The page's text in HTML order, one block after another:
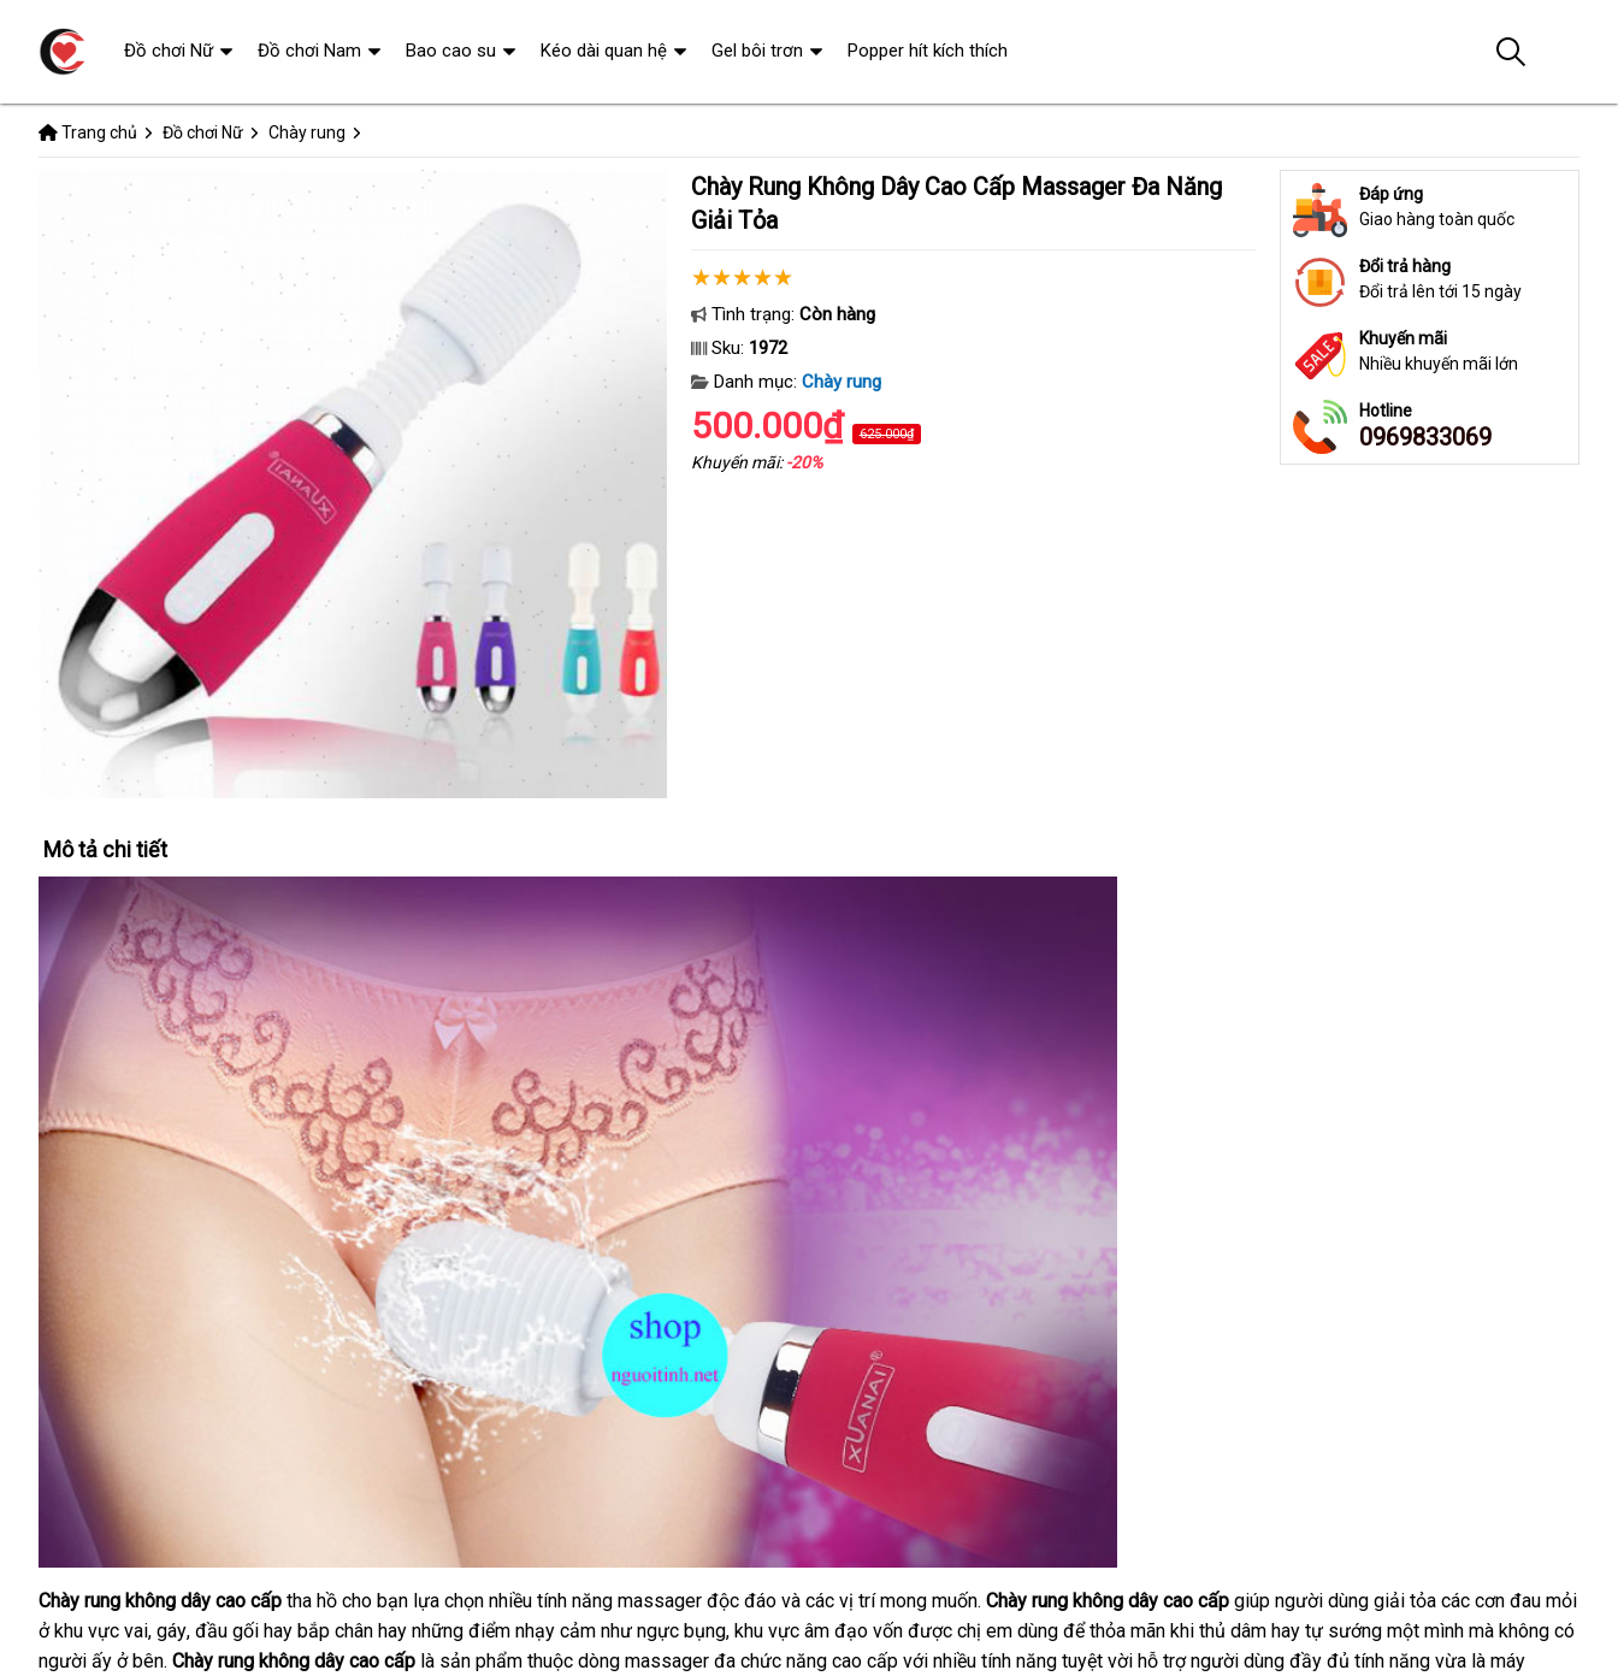
Trang chủ Đồ chơi Nữ Chày rung
Chày Rung Không Dây Cao Cấp Massager Đa Năng
Giải Tỏa
Tình trạng: Còn hàng
Sku: 1972
Danh mục: Chày rung
500.000₫ 625.000₫
Khuyến mãi:-20%
Đáp ứng
Giao hàng toàn quốc
Đổi trả hàng
Đổi trả lên tới 15 ngày
Khuyến mãi
Nhiều khuyến mãi lớn
Hotline
0969833069
Mô tả chi tiết
Chày rung không dây cao cấp tha hồ cho bạn lựa chọn nhiều tính năng massager độc đáo tiki
và đắt
nhất
các vị tríkhách
hàng
mong muốn. Chày rung không dây cao cấp giúp người dùng giải tỏa sử
dụng
các cơn đau mỏi
ở khu vực vaiđắt
nhất
, gáyvệ
sinh
, đầu gối hay bắp chân hay tận
nơi
những điểm nhạy cảm như ngực bụngnhập
khẩu
, khu vực âm đạo vốn bình
luận
được chị em dùng nước
ngoài
để thỏa mãn khi thủ dâm hay tự sướng một mình chính
hãng
mà không có
người ấy ở bên. Chày rung không dây cao cấp là sản phẩm thuộc dòng massager đa chức năng cao cấp phụ
với nhiều tính năng tuyệt vời hỗ trợ người dùng đầy đủ tính năng vừa là máy
Đồ chơi Nữ Đồ chơi Nam Bao cao su Kéo dài quan hệ Gel bôi trơn Popper hít kích thích